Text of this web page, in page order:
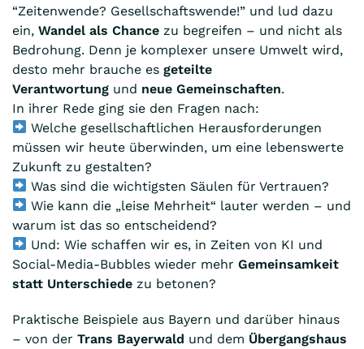
“Zeitenwende? Gesellschaftswende!” und lud dazu
ein, Wandel als Chance zu begreifen – und nicht als
Bedrohung. Denn je komplexer unsere Umwelt wird,
desto mehr brauche es geteilte
Verantwortung und neue Gemeinschaften.
In ihrer Rede ging sie den Fragen nach:
Welche gesellschaftlichen Herausforderungen
müssen wir heute überwinden, um eine lebenswerte
Zukunft zu gestalten?
Was sind die wichtigsten Säulen für Vertrauen?
Wie kann die „leise Mehrheit“ lauter werden – und
warum ist das so entscheidend?
Und: Wie schaffen wir es, in Zeiten von KI und
Social-Media-Bubbles wieder mehr Gemeinsamkeit
statt Unterschiede zu betonen?
Praktische Beispiele aus Bayern und darüber hinaus
– von der Trans Bayerwald und dem Übergangshaus